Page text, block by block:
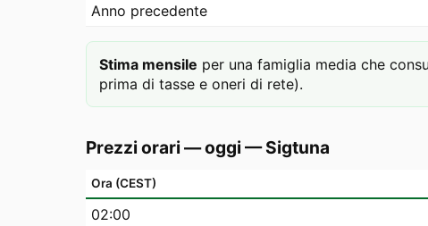
Anno precedente
Stima mensile per una famiglia media che
prima di tasse e oneri di rete).
Prezzi orari — oggi —Sigtuna
Ora (CEST)
02:00